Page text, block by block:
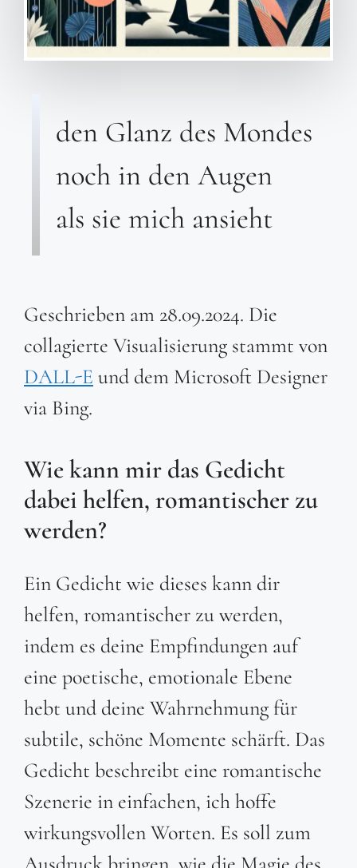
den Glanz des Mondes
noch in den Augen
als sie mich ansieht
Geschrieben am 28.09.2024. Die
collagierte Visualisierung stammt von
DALL-E und dem Microsoft Designer
via Bing.
Wie kann mir das Gedicht
dabei helfen, romantischer zu
werden?
Ein Gedicht wie dieses kann dir
helfen, romantischer zu werden,
indem es deine Empfindungen auf
eine poetische, emotionale Ebene
hebt und deine Wahrnehmung für
subtile, schöne Momente schärft. Das
Gedicht beschreibt eine romantische
Szenerie in einfachen, ich hoffe
wirkungsvollen Worten. Es soll zum